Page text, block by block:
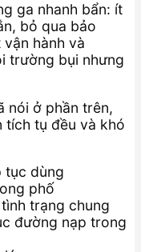
ga nhanh bẩn: ít
bỏ qua bảo
hành và
trường bụi nhưng
nói ở phần trên,
tích tụ đều và khó
tục dùng
phố
trạng chung
đường nạp trong